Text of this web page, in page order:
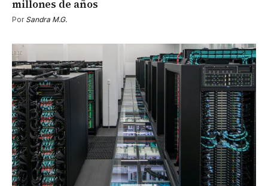
millones de años
Por Sandra M.G.